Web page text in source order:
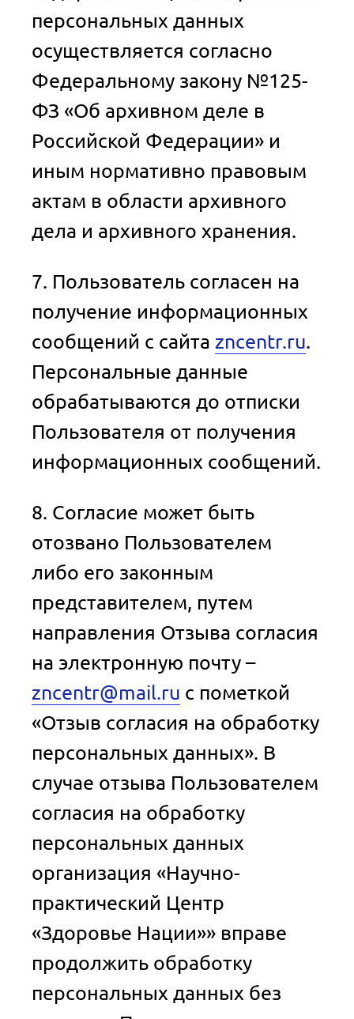
персональных данных
осуществляется согласно
Федеральному закону №125-
ФЗ «Об архивном деле в
Российской Федерации» и
иным нормативно правовым
актам в области архивного
дела и архивного хранения.
7. Пользователь согласен на
получение информационных
сообщений с сайта zncentr.ru.
Персональные данные
обрабатываются до отписки
Пользователя от получения
информационных сообщений.
8. Согласие может быть
отозвано Пользователем
либо его законным
представителем, путем
направления Отзыва согласия
на электронную почту –
zncentr@mail.ru с пометкой
«Отзыв согласия на обработку
персональных данных». В
случае отзыва Пользователем
согласия на обработку
персональных данных
организация «Научно-
практический Центр
«Здоровье Нации»» вправе
продолжить обработку
персональных данных без